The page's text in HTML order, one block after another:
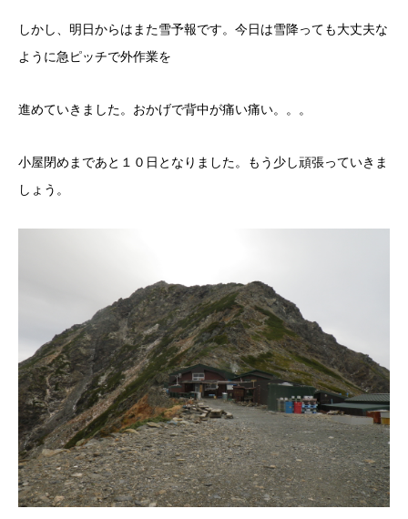
しかし、明日からはまた雪予報です。今日は雪降っても大丈夫な
ように急ピッチで外作業を
進めていきました。おかげで背中が痛い痛い。。。
小屋閉めまであと１０日となりました。もう少し頑張っていきま
しょう。